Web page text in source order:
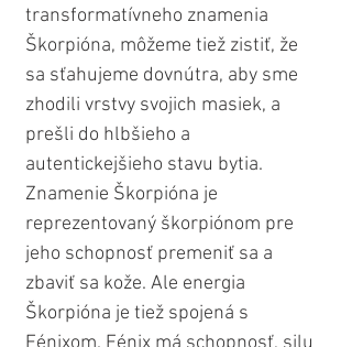
transformatívneho znamenia
Škorpióna, môžeme tiež zistiť, že
sa sťahujeme dovnútra, aby sme
zhodili vrstvy svojich masiek, a
prešli do hlbšieho a
autentickejšieho stavu bytia.
Znamenie Škorpióna je
reprezentovaný škorpiónom pre
jeho schopnosť premeniť sa a
zbaviť sa kože. Ale energia
Škorpióna je tiež spojená s